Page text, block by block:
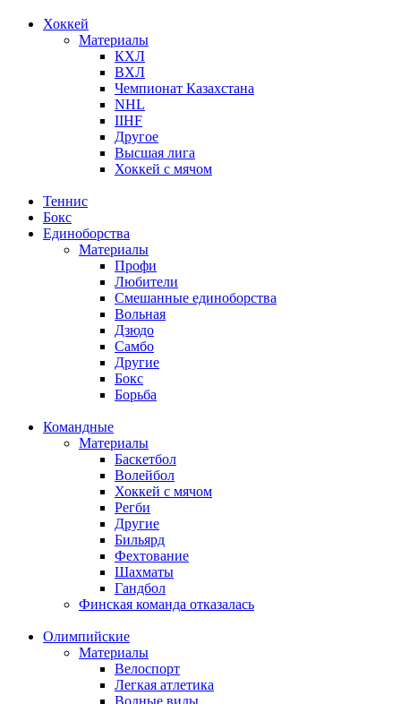
Хоккей
Материалы
КХЛ
ВХЛ
Чемпионат Казахстана
NHL
IIHF
Другое
Высшая лига
Хоккей с мячом
Теннис
Бокс
Единоборства
Материалы
Профи
Любители
Смешанные единоборства
Вольная
Дзюдо
Самбо
Другие
Бокс
Борьба
Командные
Материалы
Баскетбол
Волейбол
Хоккей с мячом
Регби
Другие
Бильярд
Фехтование
Шахматы
Гандбол
Финская команда отказалась
Олимпийские
Материалы
Велоспорт
Легкая атлетика
Водные виды